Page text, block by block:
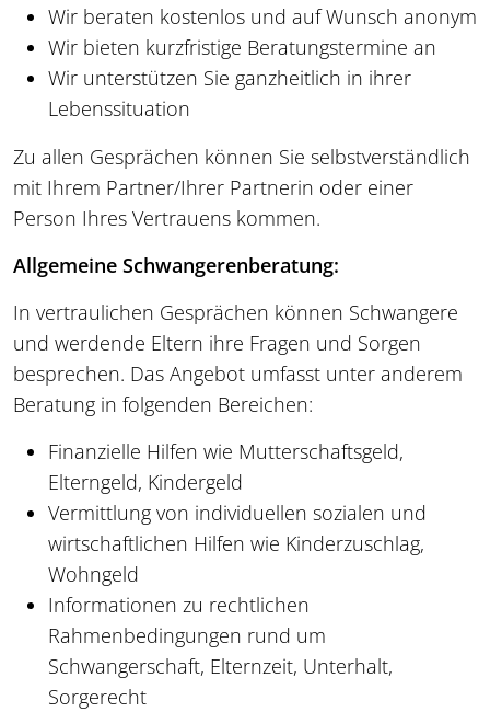
Wir beraten kostenlos und auf Wunsch anonym
Wir bieten kurzfristige Beratungstermine an
Wir unterstützen Sie ganzheitlich in ihrer
Lebenssituation
Zu allen Gesprächen können Sie selbstverständlich
mit Ihrem Partner/Ihrer Partnerin oder einer
Person Ihres Vertrauens kommen.
Allgemeine Schwangerenberatung:
In vertraulichen Gesprächen können Schwangere
und werdende Eltern ihre Fragen und Sorgen
besprechen. Das Angebot umfasst unter anderem
Beratung in folgenden Bereichen:
Finanzielle Hilfen wie Mutterschaftsgeld,
Elterngeld, Kindergeld
Vermittlung von individuellen sozialen und
wirtschaftlichen Hilfen wie Kinderzuschlag,
Wohngeld
Informationen zu rechtlichen
Rahmenbedingungen rund um
Schwangerschaft, Elternzeit, Unterhalt,
Sorgerecht